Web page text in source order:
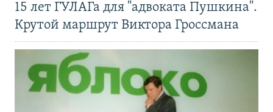
15 лет ГУЛАГа для "адвоката Пушкина".
Крутой маршрут Виктора Гроссмана